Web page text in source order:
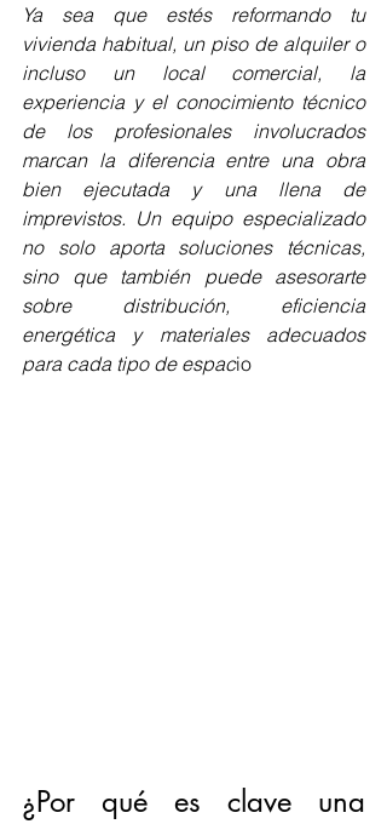
Ya sea que estés reformando tu
vivienda habitual, un piso de alquiler o
incluso un local comercial, la
experiencia y el conocimiento técnico
de los profesionales involucrados
marcan la diferencia entre una obra
bien ejecutada y una llena de
imprevistos. Un equipo especializado
no solo aporta soluciones técnicas,
sino que también puede asesorarte
sobre distribución, eficiencia
energética y materiales adecuados
para cada tipo de espacio
¿Por qué es clave una